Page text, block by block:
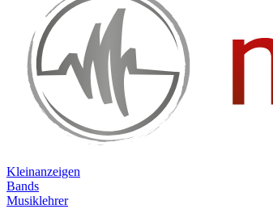
Kleinanzeigen
Bands
Musiklehrer